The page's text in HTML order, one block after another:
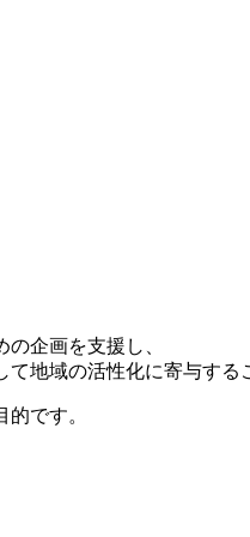
企画を支援し、
て地域の活性化に寄与する
です。